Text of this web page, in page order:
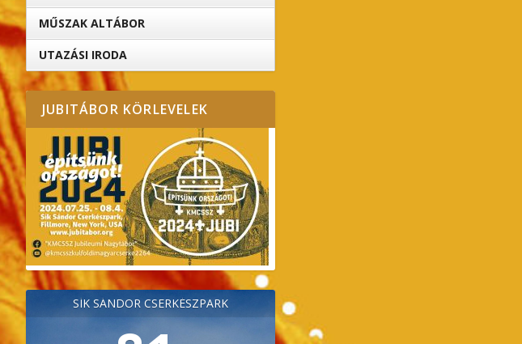
MŰSZAK ALTÁBOR
UTAZÁSI IRODA
JUBITÁBOR KÖRLEVELEK
SÍK SÁNDOR CSERKÉSZPARK